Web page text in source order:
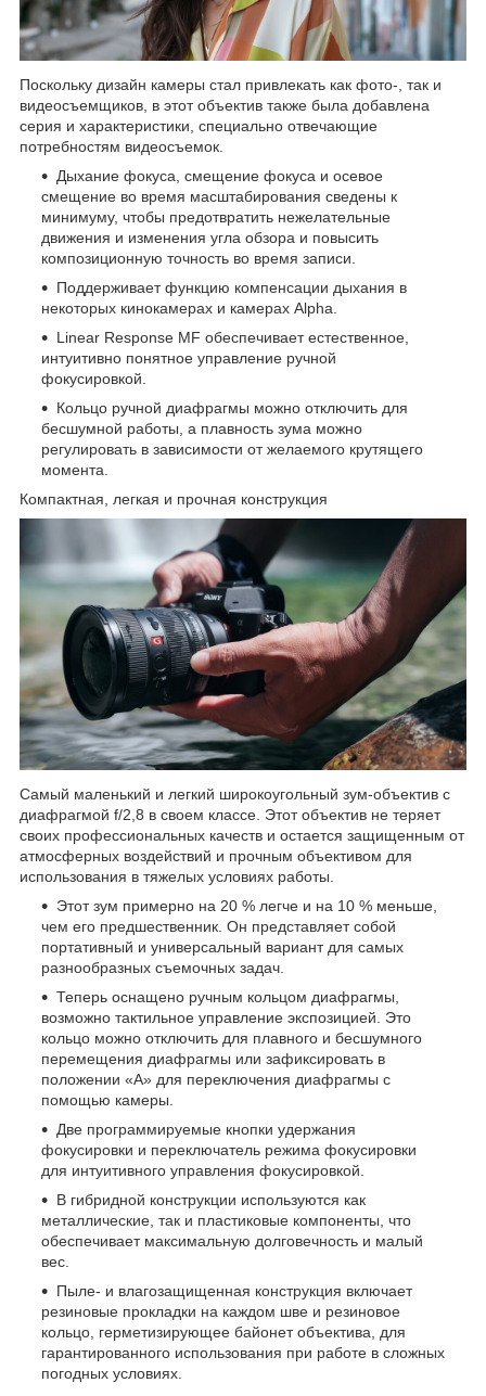
Поскольку дизайн камеры стал привлекать как фото-, так и
видеосъемщиков, в этот объектив также была добавлена ​​
серия и характеристики, специально отвечающие
потребностям видеосъемок.
Дыхание фокуса, смещение фокуса и осевое
смещение во время масштабирования сведены к
минимуму, чтобы предотвратить нежелательные
движения и изменения угла обзора и повысить
композиционную точность во время записи.
Поддерживает функцию компенсации дыхания в
некоторых кинокамерах и камерах Alpha.
Linear Response MF обеспечивает естественное,
интуитивно понятное управление ручной
фокусировкой.
Кольцо ручной диафрагмы можно отключить для
бесшумной работы, а плавность зума можно
регулировать в зависимости от желаемого крутящего
момента.
Компактная, легкая и прочная конструкция
Самый маленький и легкий широкоугольный зум-объектив с
диафрагмой f/2,8 в своем классе. Этот объектив не теряет
своих профессиональных качеств и остается защищенным от
атмосферных воздействий и прочным объективом для
использования в тяжелых условиях работы.
Этот зум примерно на 20 % легче и на 10 % меньше,
чем его предшественник. Он представляет собой
портативный и универсальный вариант для самых
разнообразных съемочных задач.
Теперь оснащено ручным кольцом диафрагмы,
возможно тактильное управление экспозицией. Это
кольцо можно отключить для плавного и бесшумного
перемещения диафрагмы или зафиксировать в
положении «A» для переключения диафрагмы с
помощью камеры.
Две программируемые кнопки удержания
фокусировки и переключатель режима фокусировки
для интуитивного управления фокусировкой.
В гибридной конструкции используются как
металлические, так и пластиковые компоненты, что
обеспечивает максимальную долговечность и малый
вес.
Пыле- и влагозащищенная конструкция включает
резиновые прокладки на каждом шве и резиновое
кольцо, герметизирующее байонет объектива, для
гарантированного использования при работе в сложных
погодных условиях.